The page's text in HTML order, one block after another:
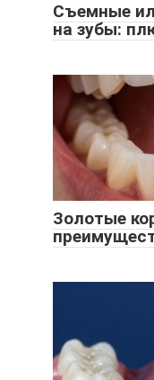
Съемные
на зубы:
Золотые